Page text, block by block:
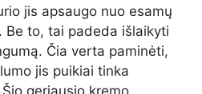
jis apsaugo nuo esamų
Be to, tai padeda išlaikyti
Čia verta paminėti,
jis puikiai tinka
geriausio kremo